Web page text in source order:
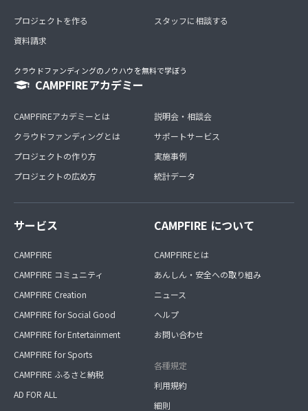
プロジェクトを作る
資料請求
スタッフに相談する
クラウドファンディングのノウハウを無料で学ぼう
CAMPFIREアカデミー
CAMPFIREアカデミーとは
クラウドファンディングとは
プロジェクトの作り方
プロジェクトの広め方
説明会・相談会
サポートサービス
実施事例
統計データ
サービス
CAMPFIRE
CAMPFIRE コミュニティ
CAMPFIRE Creation
CAMPFIRE for Social Good
CAMPFIRE for Entertainment
CAMPFIRE for Sports
CAMPFIRE ふるさと納税
AD FOR ALL
CAMPFIRE について
CAMPFIREとは
あんしん・安全への取り組み
ニュース
ヘルプ
お問い合わせ
各種規定
利用規約
細則